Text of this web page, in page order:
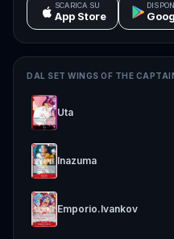
SCARICA SU
App Store
DAL SET WINGS OF THE
Uta
Inazuma
Emporio.Ivankov